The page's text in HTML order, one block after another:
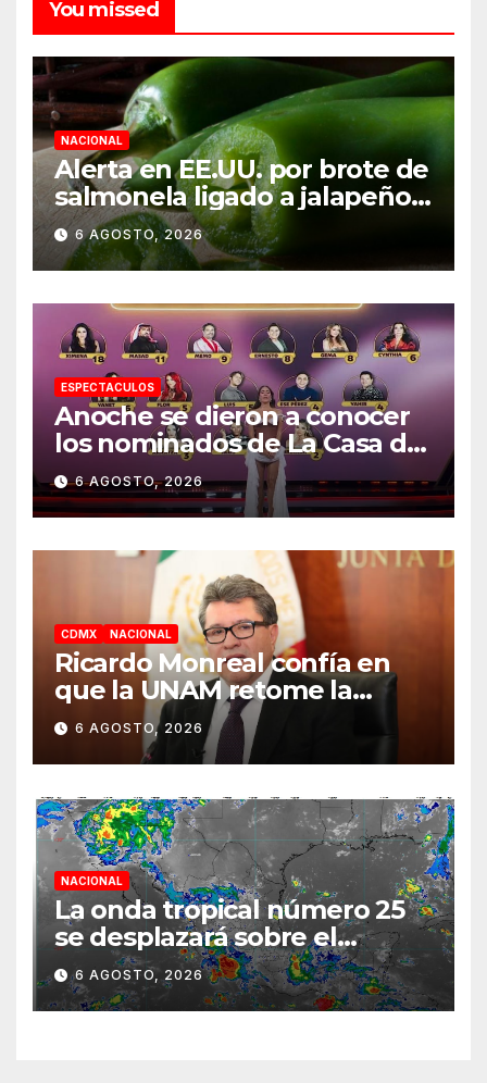
You missed
NACIONAL
Alerta en EE.UU. por brote de
salmonela ligado a jalapeños
mexicanos; reportan 345
casos
6 AGOSTO, 2026
ESPECTACULOS
Anoche se dieron a conocer
los nominados de La Casa de
los Famosos México 2026 en
la segunda semana
6 AGOSTO, 2026
CDMX NACIONAL
Ricardo Monreal confía en
que la UNAM retome la
normalidad e inicie el
semestre mediante el
diálogo
6 AGOSTO, 2026
NACIONAL
La onda tropical número 25
se desplazará sobre el
sureste mexicano
6 AGOSTO, 2026